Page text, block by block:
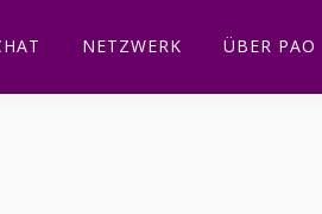
NETZWERK ÜBER PAO